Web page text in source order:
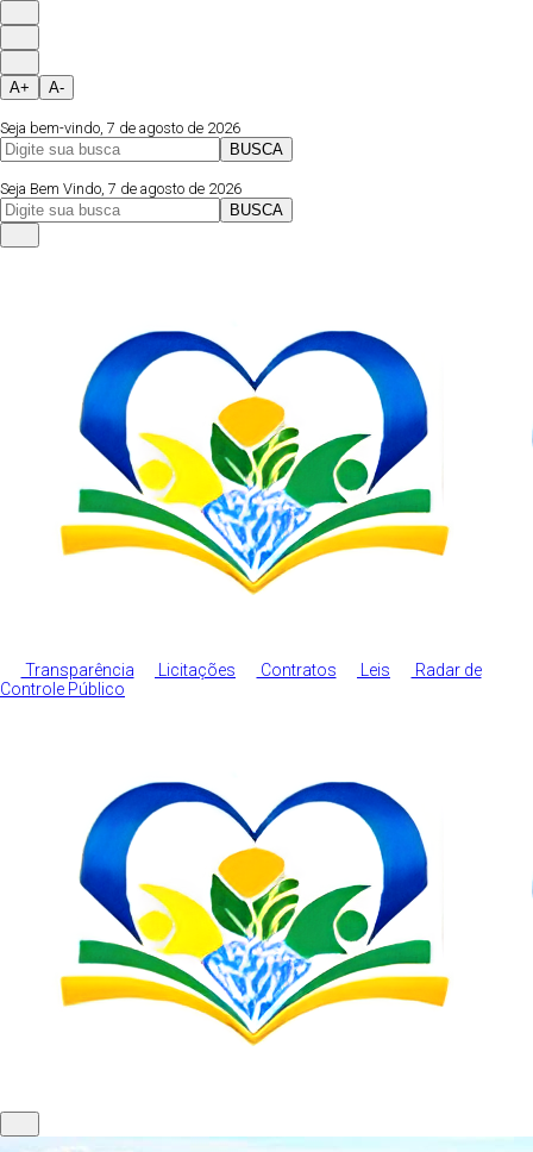
A+ A-
Seja bem-vindo, 7 de agosto de 2026
BUSCA
Seja Bem Vindo, 7 de agosto de 2026
BUSCA
Transparência Licitações Contratos Leis
Radar de
Controle Público